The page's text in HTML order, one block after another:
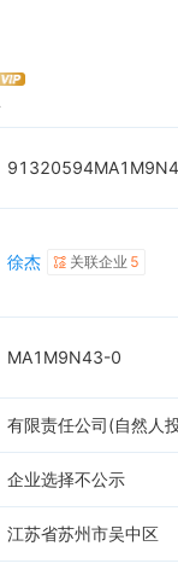
终本案件
司法协助
破产重整
徐杰 关联企业 5
MA1M9N43-0
有限责任公司(自然人
企业选择不公示
江苏省苏州市吴中区